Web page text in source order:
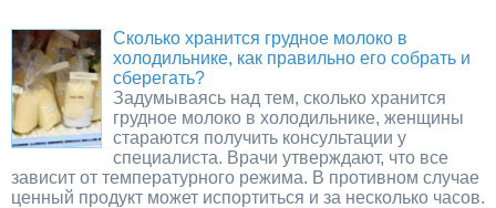
Сколько хранится грудное молоко в
холодильнике, как правильно его собрать и
сберегать?
Задумываясь над тем, сколько хранится
грудное молоко в холодильнике, женщины
стараются получить консультации у
специалиста. Врачи утверждают, что все
зависит от температурного режима. В противном случае
ценный продукт может испортиться и за несколько часов.